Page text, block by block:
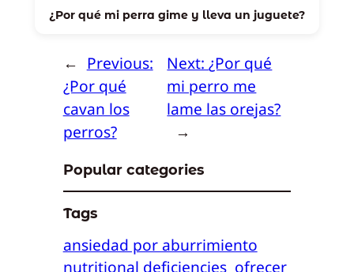
¿Por qué mi perra gime y lleva un juguete?
← Previous:
¿Por qué
cavan los
perros?
Next:¿Por qué
mi perro me
lame las orejas?
→
Popular categories
Tags
ansiedad por aburrimiento
nutritional deficiencies ofrecer